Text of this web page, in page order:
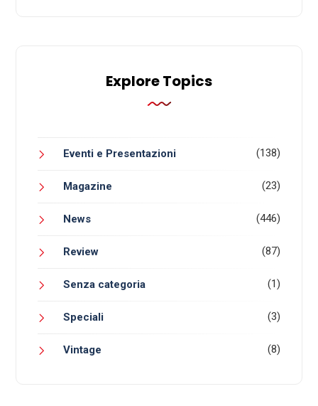
Explore Topics
Eventi e Presentazioni (138)
Magazine (23)
News (446)
Review (87)
Senza categoria (1)
Speciali (3)
Vintage (8)